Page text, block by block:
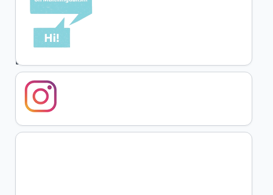
comprehensive understanding of social reality
is favored. The experience of a Summer School
of the Latin American Union of University
Extension illustrates how these initiatives
promote exchange and strengthen
emancipatory projects by contributing to
overcoming the problem of mutual ignorance.